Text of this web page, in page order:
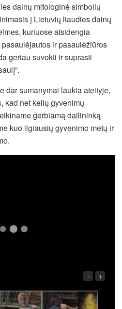
dainų mitologinė simbolių
į Lietuvių liaudies dainų
kuriuose atsidengia
ir pasaulėžiūros
geriau suvokti ir suprasti
dar sumanymai laukia ateityje,
kad net kelių gyvenimų
gerbiamą dailininką
kuo ilgiausių gyvenimo metų ir
- +